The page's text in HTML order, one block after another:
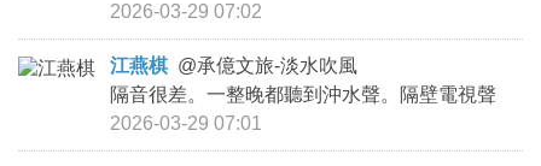
2026-03-29 07:02
江燕棋 @承億文旅-淡水吹風
隔音很差。一整晚都聽到沖水聲。隔壁電視聲
2026-03-29 07:01